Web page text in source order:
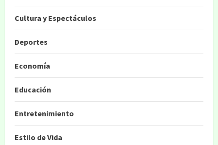
Cultura y Espectáculos
Deportes
Economía
Educación
Entretenimiento
Estilo de Vida